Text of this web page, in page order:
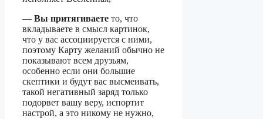
— Вы притягиваете то, что
вкладываете в смысл картинок,
что у вас ассоциируется с ними,
поэтому Карту желаний обычно не
показывают всем друзьям,
особенно если они большие
скептики и будут вас высмеивать,
такой негативный заряд только
подорвет вашу веру, испортит
настрой, а это никому не нужно,